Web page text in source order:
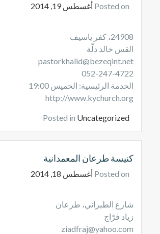
Posted on أغسطس 19, 2014
24908، كفر ياسيف
القس خالد دلّة
pastorkhalid@bezeqint.net
052-247-4722
الخدمة الرئيسية: الخميس 19:00
http://www.kychurch.org
Posted in Uncategorized
كنيسة طرعان المعمدانية
Posted on أغسطس 18, 2014
شارع الطبراني، طرعان
زياد فرّاج
ziadfraj@yahoo.com